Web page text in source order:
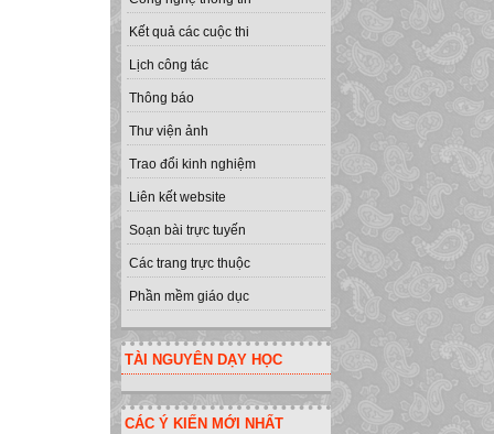
Kết quả các cuộc thi
Lịch công tác
Thông báo
Thư viện ảnh
Trao đổi kinh nghiệm
Liên kết website
Soạn bài trực tuyến
Các trang trực thuộc
Phần mềm giáo dục
TÀI NGUYÊN DẠY HỌC
CÁC Ý KIẾN MỚI NHẤT